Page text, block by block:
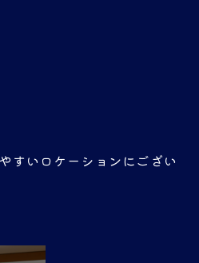
すいロケーションにござい